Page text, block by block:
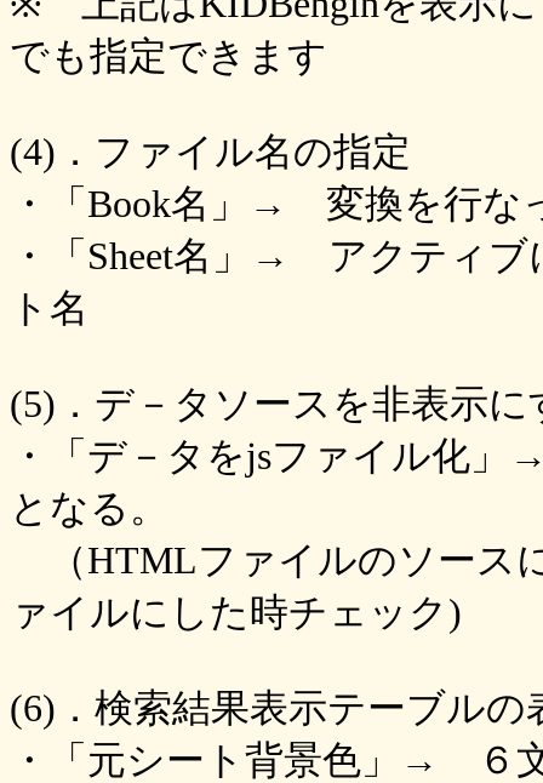
でも指定できます
(4)．ファイル名の指定
・「Book名」→ 変換を行な
・「Sheet名」→ アクティブ
ト名
(5)．デ－タソースを非表示に
・「デ－タをjsファイル化
となる。
（HTMLファイルのソース
ァイルにした時チェック)
(6)．検索結果表示テーブル
・「元シート背景色」→ ６